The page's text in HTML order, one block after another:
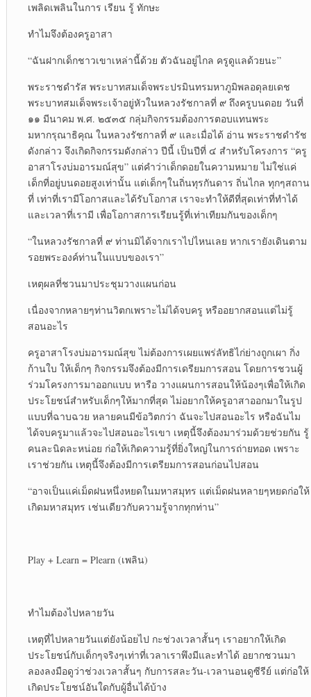
เพลิดเพลินในการ เรียน รู้ ทักษะ
ทำไมจึงต้องครูอาสา
“ฉันฝากเด็กชาวเขาเหล่านี้ด้วย ตัวฉันอยู่ไกล ครูดูแลด้วยนะ”
พระราชดำรัส พระบาทสมเด็จพระปรมินทรมหาภูมิพลอดุลยเดช
พระบาทสมเด็จพระเจ้าอยู่หัวในหลวงรัชกาลที่ ๙ ถึงครูบนดอย วันที่
๑๑ มีนาคม พ.ศ. ๒๕๓๕ กลุ่มกิจกรรมต้องการตอบแทนพระ
มหากรุณาธิคุณ ในหลวงรัชกาลที่ ๙ และเมื่อได้ อ่าน พระราชดำรัช
ดังกล่าว จึงเกิดกิจกรรมดังกล่าว ปีนี้ เป็นปีที่ ๔ สำหรับโครงการ “ครู
อาสาโรงบ่มอารมณ์สุข” แต่คำว่าเด็กดอยในความหมาย ไม่ใช่แค่
เด็กที่อยู่บนดอยสูงเท่านั้น แต่เด็กๆในถิ่นทุรกันดาร ถิ่นไกล ทุกๆสถาน
ที่ เท่าที่เรามีโอกาสและได้รับโอกาส เราจะทำให้ดีที่สุดเท่าที่ทำได้
และเวลาที่เรามี เพื่อโอกาสการเรียนรู้ที่เท่าเทียมกันของเด็กๆ
“ในหลวงรัชกาลที่ ๙ ท่านมิได้จากเราไปไหนเลย หากเรายังเดินตาม
รอยพระองค์ท่านในแบบของเรา”
เหตุผลที่ชวนมาประชุมวางแผนก่อน
เนื่องจากหลายๆท่านวิตกเพราะไม่ได้จบครู หรืออยากสอนแต่ไม่รู้
สอนอะไร
ครูอาสาโรงบ่มอารมณ์สุข ไม่ต้องการเผยแพร่ลัทธิไก่ย่างถูกเผา กิ่ง
ก้านใบ ให้เด็กๆ กิจกรรมจึงต้องมีการเดรียมการสอน โดยการชวนผู้
ร่วมโครงการมาออกแบบ หารือ วางแผนการสอนให้น้องๆเพื่อให้เกิด
ประโยชน์สำหรับเด็กๆให้มากที่สุด ไม่อยากให้ครูอาสาออกมาในรูป
แบบที่ฉาบฉวย หลายคนมีข้อวิตกว่า ฉันจะไปสอนอะไร หรือฉันไม
ได้จบครูมาแล้วจะไปสอนอะไรเขา เหตุนี้จึงต้องมาร่วมด้วยช่วยกัน รู้
คนละนิดละหน่อย ก่อให้เกิดความรู้ที่ยิ่งใหญ่ในการถ่ายทอด เพราะ
เราช่วยกัน เหตุนี้จึงต้องมีการเตรียมการสอนก่อนไปสอน
“อาจเป็นแค่เม็ดฝนหนึ่งหยดในมหาสมุทร แต่เม็ดฝนหลายๆหยดก่อให้
เกิดมหาสมุทร เช่นเดียวกับความรู้จากทุกท่าน”
Play + Learn = Plearn (เพลิน)
ทำไมต้องไปหลายวัน
เหตุที่ไปหลายวันแต่ยังน้อยไป กะช่วงเวลาสั้นๆ เราอยากให้เกิด
ประโยชน์กับเด็กๆจริงๆเท่าที่เวลาเราพึงมีและทำได้ อยากชวนมา
ลองลงมือดูว่าช่วงเวลาสั้นๆ กับการสละวัน-เวลานอนดูซีรีย์ แต่ก่อให้
เกิดประโยชน์อันใดกับผู้อื่นได้บ้าง